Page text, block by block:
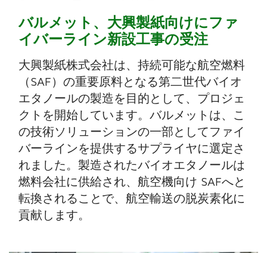
バルメット、大興製紙向けにファ
イバーライン新設工事の受注
大興製紙株式会社は、持続可能な航空燃料
（SAF）の重要原料となる第二世代バイオ
エタノールの製造を目的として、プロジェ
クトを開始しています。バルメットは、こ
の技術ソリューションの一部としてファイ
バーラインを提供するサプライヤに選定さ
れました。製造されたバイオエタノールは
燃料会社に供給され、航空機向け SAFへと
転換されることで、航空輸送の脱炭素化に
貢献します。